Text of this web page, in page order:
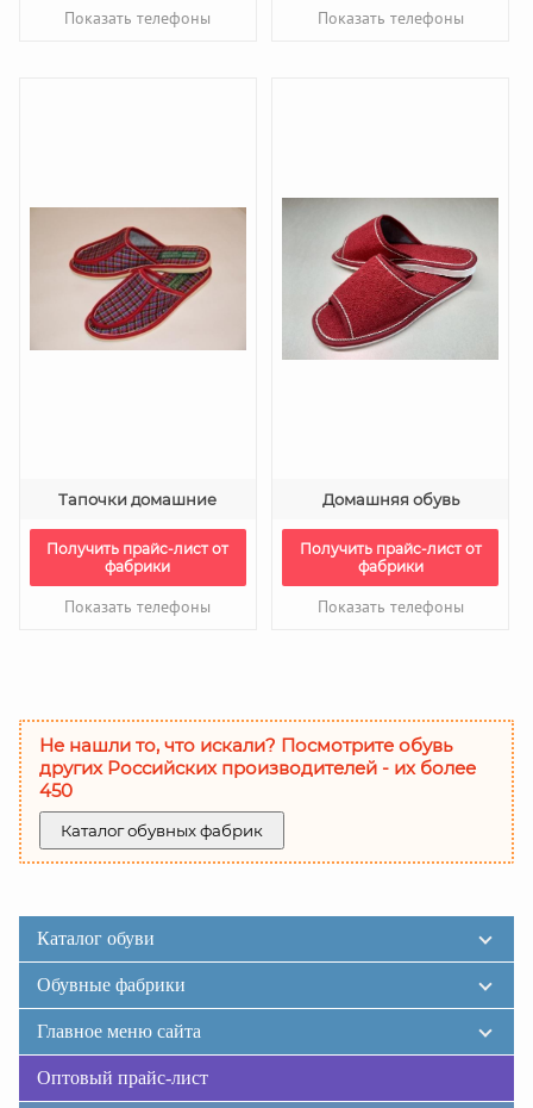
Показать телефоны Показать телефоны
Тапочки домашние
Получить прайс-лист от
фабрики
Показать телефоны
Домашняя обувь
Получить прайс-лист от
фабрики
Показать телефоны
Не нашли то, что искали? Посмотрите обувь
других Российских производителей - их более
450
Каталог обувных фабрик
Каталог обуви
Обувные фабрики
Главное меню сайта
Оптовый прайс-лист